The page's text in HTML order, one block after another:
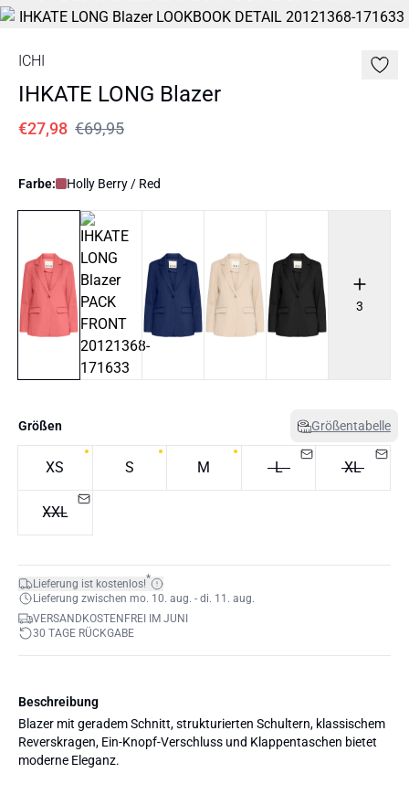
ICHI
IHKATE LONG Blazer
€27,98 €69,95
Farbe: Holly Berry / Red
3
Größen Größentabelle
XS S M L XL
XXL
Lieferung ist kostenlos!*
Lieferung zwischen mo. 10. aug. - di. 11. aug.
VERSANDKOSTENFREI IM JUNI
30 TAGE RÜCKGABE
Beschreibung
Blazer mit geradem Schnitt, strukturierten Schultern, klassischem
Reverskragen, Ein-Knopf-Verschluss und Klappentaschen bietet
moderne Eleganz.